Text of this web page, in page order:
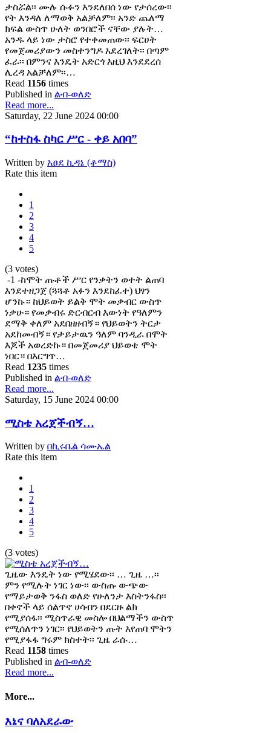
ታስሯል፡፡ ሙሉ ሱፉን እንደለበሰ ነው የታሰረው፡፡
የት እንዳለ ለማወቅ አልቻለም፡፡ አንድ ጨለማ
ክፍል ውስጥ ሁለት ወንበሮች ናቸው ያሉት…
አንዱ ላይ ነው ታስሮ የተቀመጠው፡፡ ፍርሀት
የመጀመሪያውን መስተንግዶ አደረገለት፡፡ በጣም
ፈራ፡፡ በምንና እንዴት አድርጎ እዚህ እንደደረሰ
ሊረዳ አልቻለም፡፡…
Read 1156 times
Published in ልብ-ወለድ
Read more...
Saturday, 22 June 2024 00:00
“ከተስፋ ስካር ሥር - ቀይ አበባ”
Written by አፀደ ኪዳኔ (ቶማስ)
Rate this item
1
2
3
4
5
(3 votes)
-1 -ከሞት ጡቶች ሥር የንቃትን ወተት ልጠባ
እንደተዘጋጀ (ጓጓቶ አፉን እንደከፈተ) ህፃን
ሆንኩ። ከህይወት ይልቅ ሞት መቃብር ውስጥ
ነቃሁ። የመቃብሩ ድርብርብ እውነት የዓለምን
ደማቅ ቀለም አደበዘዘብኝ። የህይወትን ትርታ
አደከመብኝ። የታይታዉን ዓለም ባንዲራ በሞት
እጆች አወረድኩ። በመጀመሪያ ህይወቴ ሞት
ነበር። በእርግጥ…
Read 1235 times
Published in ልብ-ወለድ
Read more...
Saturday, 15 June 2024 00:00
ሚስቴ አረጀችብኝ…
Written by በኪሩቤል ሳሙኤል
Rate this item
1
2
3
4
5
(3 votes)
ጊዜው እንዴት ነው የሚሄደው፡፡ … ጊዜ …፡፡
ምን የሚሉት ነገር ነው፡፡ ውስጡ ውጭው
የማይታወቅ ንፋስ ወለድ የሁለንታ እስትንፋስ፡፡
በቀኖች ላይ ሰልጥኖ ሀሳብን በደርዙ ልክ
የሚያሰፋ፡፡ ሚስጥራዊ መስሎ በህልማችን ውስጥ
የሚሰለጥን ነገር፡፡ የህይወትን ጡት እየጠባ ሞትን
የሚያፋፋ ግሩም ክስተት፡፡ ጊዜ ራሱ…
Read 1158 times
Published in ልብ-ወለድ
Read more...
More...
እኔና ባለአደራው